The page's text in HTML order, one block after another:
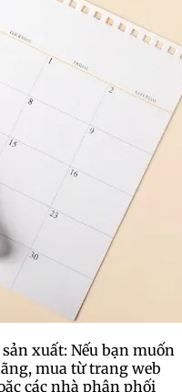
xuất: Nếu bạn muốn
mua từ trang web
các nhà phân phối